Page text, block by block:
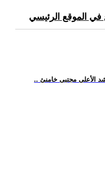
في الموقع الرئيسي
الأعلى مجتبى خامنئ